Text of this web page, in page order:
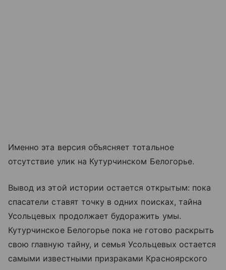
Именно эта версия объясняет тотальное
отсутствие улик на Кутурчинском Белогорье.
Вывод из этой истории остается открытым: пока
спасатели ставят точку в одних поисках, тайна
Усольцевых продолжает будоражить умы.
Кутурчинское Белогорье пока не готово раскрыть
свою главную тайну, и семья Усольцевых остается
самыми известными призраками Красноярского